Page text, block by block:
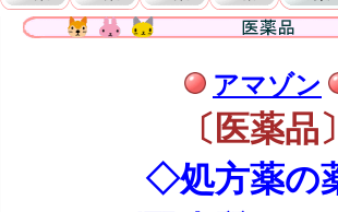
アマゾン
〔医薬品〕
◇処方薬の